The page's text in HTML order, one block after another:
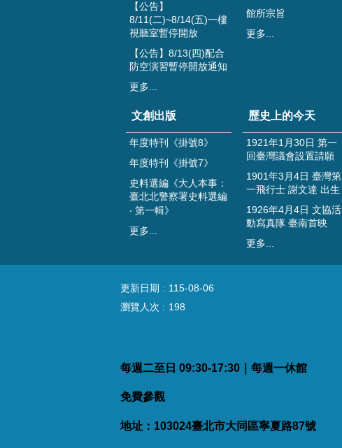
【公告】
8/11(二)~8/14(五)一樓
視聽室暫停開放
【公告】8/13(四)配合
防空演習暫停開放通知
更多...
館所宗旨
更多...
文創出版
年度特刊《掛號8》
年度特刊《掛號7》
史料選編《大人本事：
臺北北警察署史料選編
‧ 第一輯》
更多...
歷史上的今天
1921年1月30日 第一
回臺灣議會設置請願
1901年3月4日 臺灣第
一飛行士 謝文達 出生
1926年4月4日 文協活
動寫真隊 臺南首映
更多...
更新日期
115-08-06
瀏覽人次
198
每週二至日 09:30-17:30｜每週一休館
免費參觀
地址：103024臺北市大同區寧夏路87號